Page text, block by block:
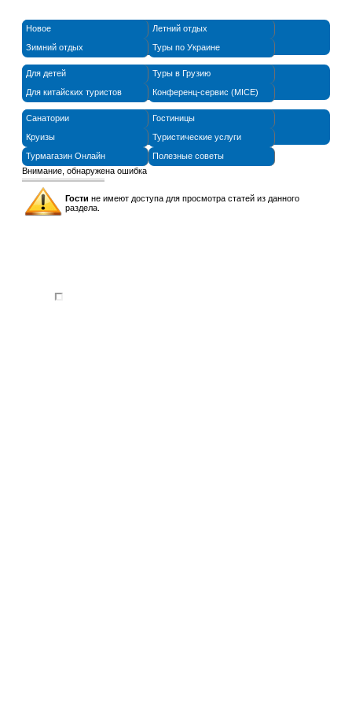
Новое
Летний отдых
Зимний отдых
Туры по Украине
Для детей
Туры в Грузию
Для китайских туристов
Конференц-сервис (MICE)
Санатории
Гостиницы
Круизы
Туристические услуги
Турмагазин Онлайн
Полезные советы
Внимание, обнаружена ошибка
Гости не имеют доступа для просмотра статей из данного
раздела.